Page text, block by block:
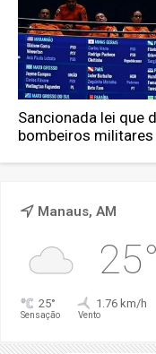
Sancionada lei que
bombeiros militares
Manaus, AM
25°
25°
Sensação
1.76 km/h
Vento